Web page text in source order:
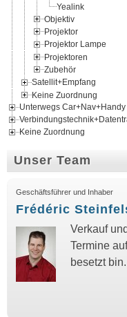
Yealink
Objektiv
Projektor
Projektor Lampe
Projektoren
Zubehör
Satellit+Empfang
Keine Zuordnung
Unterwegs Car+Nav+Handy
Keine Zuordnung
Unser Team
Geschäftsführer und Inhaber
Frédéric
Verkauf
Termine
besetzt bin.